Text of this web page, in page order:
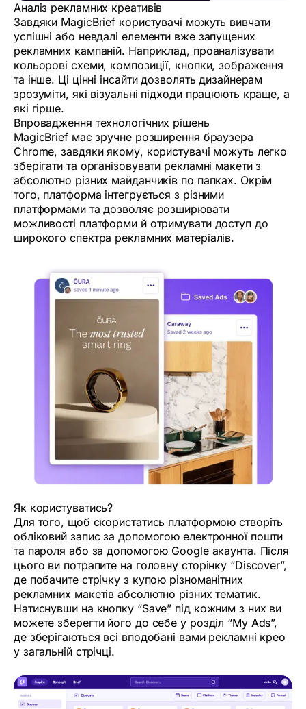
Аналіз рекламних креативів
Завдяки MagicBrief користувачі можуть вивчати
успішні або невдалі елементи вже запущених
рекламних кампаній. Наприклад, проаналізувати
кольорові схеми, композиції, кнопки, зображення
та інше. Ці цінні інсайти дозволять дизайнерам
зрозуміти, які візуальні підходи працюють краще, а
які гірше.
Впровадження технологічних рішень
MagicBrief має зручне розширення браузера
Chrome, завдяки якому, користувачі можуть легко
зберігати та організовувати рекламні макети з
абсолютно різних майданчиків по папках. Окрім
того, платформа інтегрується з різними
платформами та дозволяє розширювати
можливості платформи й отримувати доступ до
широкого спектра рекламних матеріалів.
Як користуватись?
Для того, щоб скористатись платформою створіть
обліковий запис за допомогою електронної пошти
та пароля або за допомогою Google акаунта. Після
цього ви потрапите на головну сторінку “Discover”,
де побачите стрічку з купою різноманітних
рекламних макетів абсолютно різних тематик.
Натиснувши на кнопку “Save” під кожним з них ви
можете зберегти його до себе у розділ “My Ads”,
де зберігаються всі вподобані вами рекламні крео
у загальній стрічці.